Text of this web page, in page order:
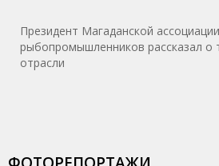
Президент Магаданской ассоциации
рыбопромышленников рассказал о
отрасли